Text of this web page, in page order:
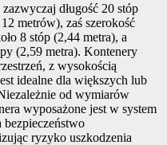
zazwyczaj długość 20 stóp
metrów), zaś szerokość
8 stóp (2,44 metra), a
(2,59 metra). Kontenery
z wysokością
idealne dla większych lub
od wymiarów
wyposażone jest w system
bezpieczeństwo
ryzyko uszkodzenia